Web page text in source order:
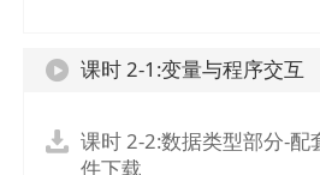
课时 2-1:变量与程序交互
课时 2-2:数据类型部分-配
件下载